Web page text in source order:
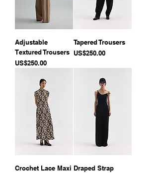
Adjustable
Textured Trousers
價格
US$250.00
Tapered Trousers
價格
US$250.00
Crochet Lace Maxi Draped Strap